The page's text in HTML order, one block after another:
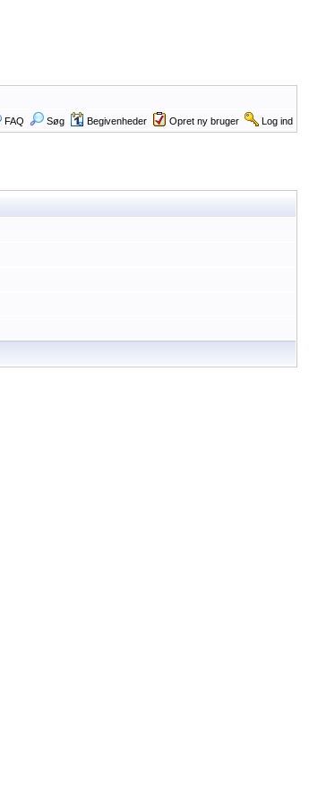
FAQ Søg Begivenheder Opret ny bruger Log ind